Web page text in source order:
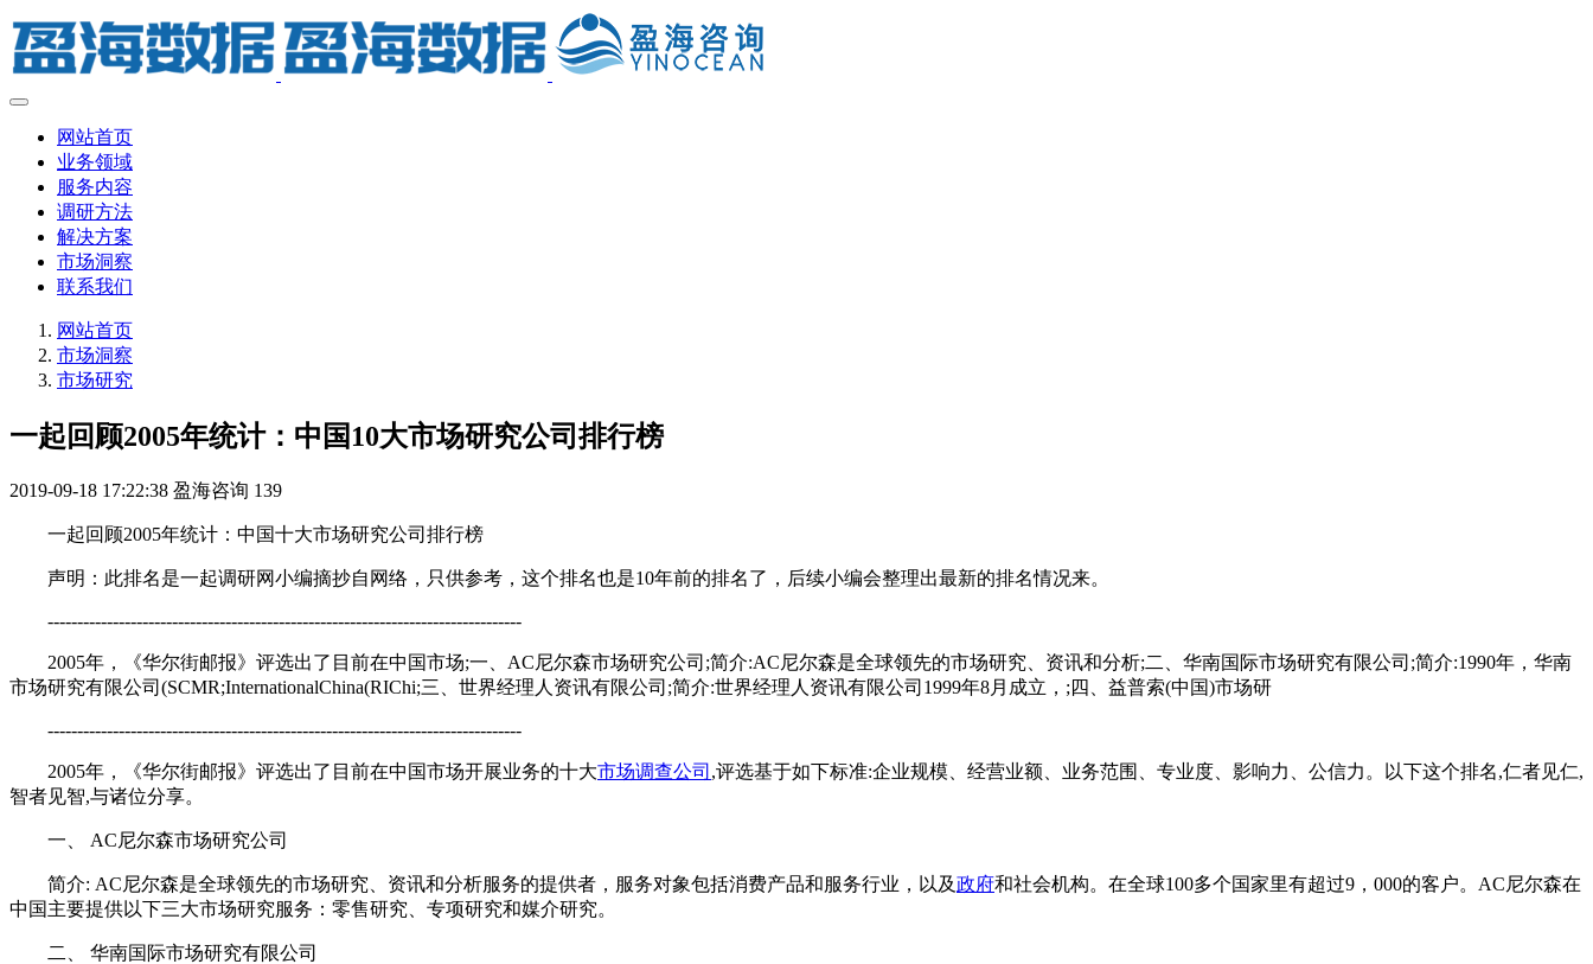
网站首页
业务领域
服务内容
调研方法
解决方案
市场洞察
联系我们
网站首页
市场洞察
市场研究
一起回顾2005年统计：中国10大市场研究公司排行榜
2019-09-18 17:22:38 盈海咨询 139
一起回顾2005年统计：中国十大市场研究公司排行榜
声明：此排名是一起调研网小编摘抄自网络，只供参考，这个排名也是10年前的排名了，后续小编会整理出最新的排名情况来。
--------------------------------------------------------------------------------
2005年，《华尔街邮报》评选出了目前在中国市场;一、AC尼尔森市场研究公司;简介:AC尼尔森是全球领先的市场研究、资讯和分析;二、华南国际市场研究有限公司;简介:1990年，华南
市场研究有限公司(SCMR;InternationalChina(RIChi;三、世界经理人资讯有限公司;简介:世界经理人资讯有限公司1999年8月成立，;四、益普索(中国)市场研
--------------------------------------------------------------------------------
2005年，《华尔街邮报》评选出了目前在中国市场开展业务的十大市场调查公司 ,评选基于如下标准:企业规模、经营业额、业务范围、专业度、影响力、公信力。以下这个排名,仁者见仁,
智者见智,与诸位分享。
一、 AC尼尔森市场研究公司
简介: AC尼尔森是全球领先的市场研究、资讯和分析服务的提供者，服务对象包括消费产品和服务行业，以及政府和社会机构。在全球100多个国家里有超过9，000的客户。AC尼尔森在
中国主要提供以下三大市场研究服务：零售研究、专项研究和媒介研究。
二、 华南国际市场研究有限公司